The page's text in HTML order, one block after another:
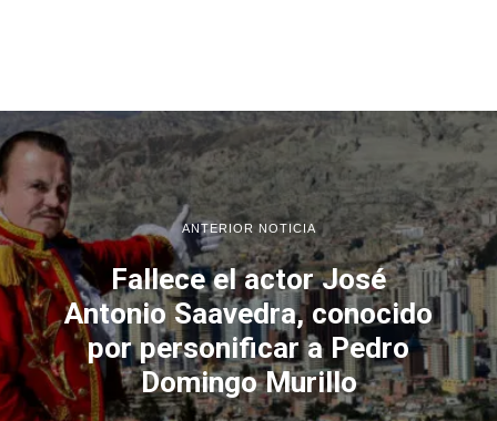
ANTERIOR NOTICIA
Fallece el actor José
Antonio Saavedra, conocido
por personificar a Pedro
Domingo Murillo